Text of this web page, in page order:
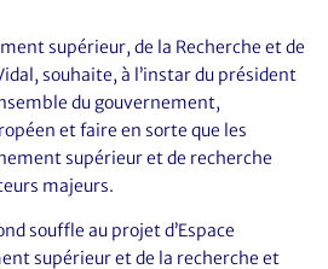
supérieur, de la Recherche et de
souhaite, à l’instar du président
du gouvernement,
et faire en sorte que les
supérieur et de recherche
majeurs.
souffle au projet d’Espace
supérieur et de la recherche et